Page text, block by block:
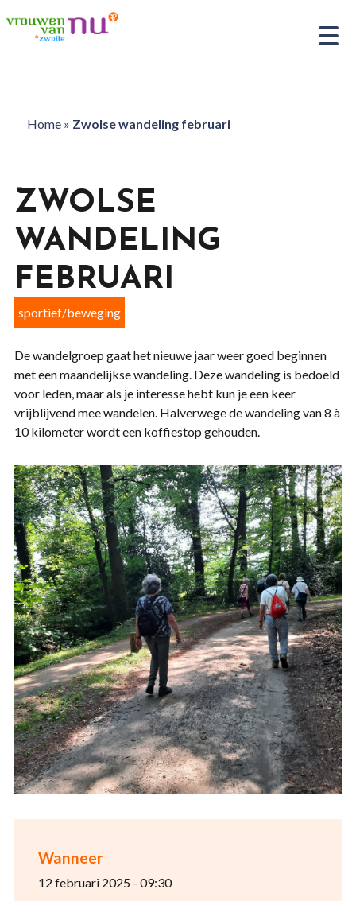
Home» Zwolse wandeling februari
Wanneer
12 februari 2025 - 09:30
ZWOLSE
WANDELING
FEBRUARI
sportief/beweging
De wandelgroep gaat het nieuwe jaar weer goed beginnen
met een maandelijkse wandeling. Deze wandeling is bedoeld
voor leden, maar als je interesse hebt kun je een keer
vrijblijvend mee wandelen. Halverwege de wandeling van 8 à
10 kilometer wordt een koffiestop gehouden.